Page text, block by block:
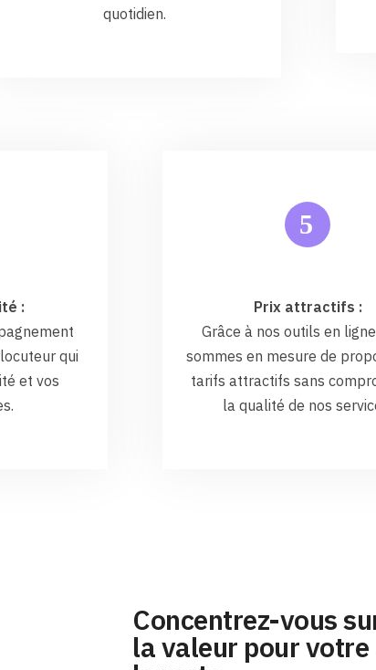
quotidien.
:
qui
et vos
5
Prix attractifs :
Grâce à nos outils en
sommes en mesure de
tarifs attractifs sans
la qualité de nos
Concentrez-vous
la valeur pour